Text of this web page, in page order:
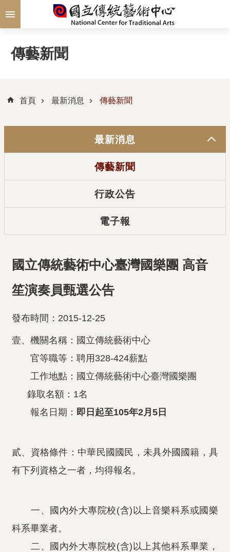
跳到主要內容區塊
傳藝新聞
首頁 最新消息 傳藝新聞
最新消息
傳藝新聞
行政公告
電子報
國立傳統藝術中心臺灣國樂團 高音
笙演奏員甄選公告
發布時間：2015-12-25
壹、機關名稱：國立傳統藝術中心
官等職等：聘用328-424薪點
工作地點：國立傳統藝術中心臺灣國樂團
錄取名額：1名
報名日期： 即日起至105年2月5日
貳、資格條件：中華民國國民，未具外國國籍，具
有下列資格之一者，均得報名。
一、國內外大專院校(含)以上音樂科系或國樂
科系畢業者。
二、國內外大專院校(含)以上其他科系畢業，